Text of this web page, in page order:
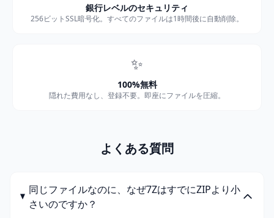
銀行レベルのセキュリティ
256ビットSSL暗号化。すべてのファイルは1時間後に自動削除。
✨
100%無料
隠れた費用なし、登録不要。即座にファイルを圧縮。
よくある質問
同じファイルなのに、なぜ7ZはすでにZIPより小
さいのですか？